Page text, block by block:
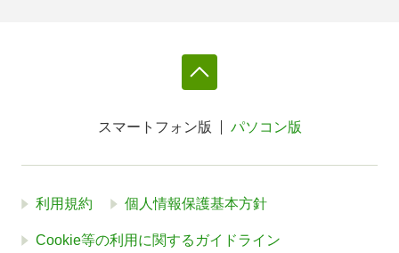
スマートフォン版 パソコン版
利用規約 個人情報保護基本方針
Cookie等の利用に関するガイドライン